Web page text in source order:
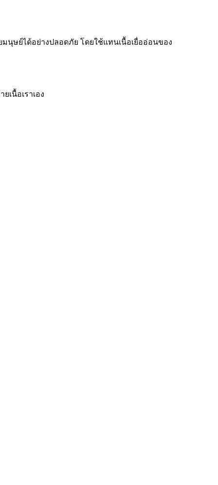
มนุษย์ได้อย่างปลอดภัย โดยใช้แทนเนื้อเยื่ออ่อนของ
นื้อเราเอง